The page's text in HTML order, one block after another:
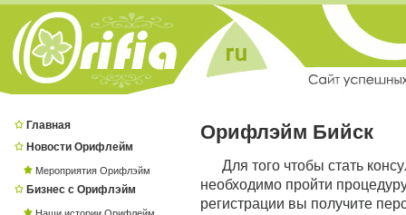
Главная
Новости Орифлейм
Мероприятия Орифлэйм
Бизнес с Орифлэйм
Орифлэйм Бийск
Для того чтобы стать
необходимо пройти
регистрации вы получите